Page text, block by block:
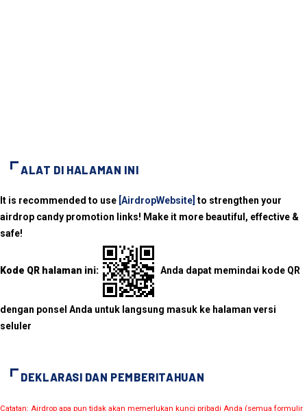
ALAT DI HALAMAN INI
It is recommended to use [AirdropWebsite] to strengthen your
airdrop candy promotion links! Make it more beautiful, effective &
safe!
Kode QR halaman ini: Anda dapat memindai kode QR
dengan ponsel Anda untuk langsung masuk ke halaman versi
seluler
DEKLARASI DAN PEMBERITAHUAN
Catatan: Airdrop apa pun tidak akan memerlukan kunci pribadi Anda (semua formulir